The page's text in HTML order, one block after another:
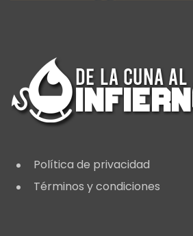
Política de privacidad
Términos y condiciones